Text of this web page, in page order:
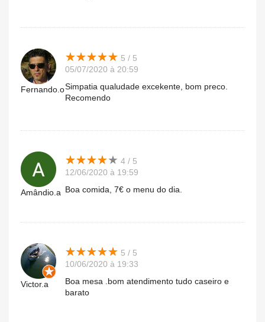
Fernando.o
★★★★★
★★★★★ 5 / 5
05/07/2020 à 20:59
Simpatia qualudade excekente, bom preco.
Recomendo
Amândio.a
★★★★★
★★★★★ 4 / 5
12/06/2020 à 19:59
Boa comida, 7€ o menu do dia.
Victor.a
★★★★★
★★★★★ 5 / 5
10/06/2020 à 19:33
Boa mesa .bom atendimento tudo caseiro e
barato